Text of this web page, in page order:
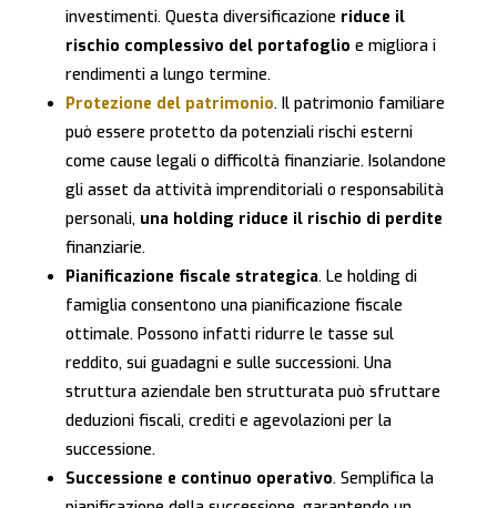
investimenti. Questa diversificazione riduce il
rischio complessivo del portafoglio e migliora i
rendimenti a lungo termine.
Protezione del patrimonio. Il patrimonio familiare
può essere protetto da potenziali rischi esterni
come cause legali o difficoltà finanziarie. Isolandone
gli asset da attività imprenditoriali o responsabilità
personali, una holding riduce il rischio di perdite
finanziarie.
Pianificazione fiscale strategica. Le holding di
famiglia consentono una pianificazione fiscale
ottimale. Possono infatti ridurre le tasse sul
reddito, sui guadagni e sulle successioni. Una
struttura aziendale ben strutturata può sfruttare
deduzioni fiscali, crediti e agevolazioni per la
successione.
Successione e continuo operativo. Semplifica la